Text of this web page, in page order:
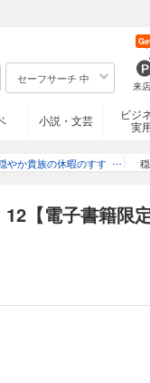
セーフサーチ 中
来
小説・文芸
ビジ
実
やか貴族の休暇のすす
【電子書籍限
放送開始！ テレ東 １月7日
く変更となる場合がございま
累計１０万部突破！コミカ
めたり、娼館の用心棒とし
いく。 そんなとき、王都パ
まで冒険（観光？）に足を
い……かもしれないリゼルた
しSS付き】
放送開始！ テレ東 １月7日
癒し系異世界冒険ファンタジ
は変わらない。 辿り着いた
公演成功を目指したり、
迷宮攻略。ある目的のため
。 今まで誰にもできなか
ワーアップの『休暇』シリ
SS付き】
放送開始！ テレ東 １月7日
く変更となる場合がございま
２巻好評発売中！ 癒し系